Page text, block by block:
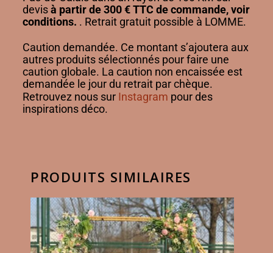
devisà partir de 300 € TTC de commande, voir
conditions. . Retrait gratuit possible à LOMME.
Caution demandée. Ce montant s’ajoutera aux
autres produits sélectionnés pour faire une
caution globale. La caution non encaissée est
demandée le jour du retrait par chèque.
Retrouvez nous sur Instagram pour des
inspirations déco.
PRODUITS SIMILAIRES